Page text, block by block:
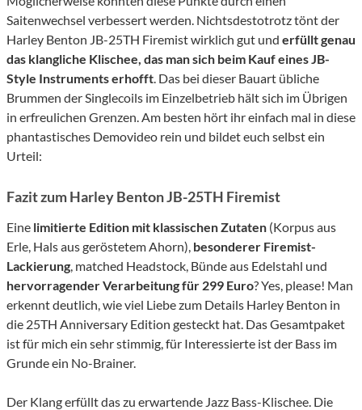
Saitenwechsel verbessert werden. Nichtsdestotrotz tönt der
Harley Benton JB-25TH Firemist wirklich gut und erfüllt genau
das klangliche Klischee, das man sich beim Kauf eines JB-
Style Instruments erhofft . Das bei dieser Bauart übliche
Brummen der Singlecoils im Einzelbetrieb hält sich im Übrigen
in erfreulichen Grenzen. Am besten hört ihr einfach mal in diese
phantastisches Demovideo rein und bildet euch selbst ein
Urteil:
Fazit zum Harley Benton JB-25TH Firemist
Eine limitierte Edition mit klassischen Zutaten (Korpus aus
Erle, Hals aus geröstetem Ahorn), besonderer Firemist-
Lackierung , matched Headstock, Bünde aus Edelstahl und
hervorragender Verarbeitung für 299 Euro? Yes, please! Man
erkennt deutlich, wie viel Liebe zum Details Harley Benton in
die 25TH Anniversary Edition gesteckt hat. Das Gesamtpaket
ist für mich ein sehr stimmig, für Interessierte ist der Bass im
Grunde ein No-Brainer.
Der Klang erfüllt das zu erwartende Jazz Bass-Klischee. Die